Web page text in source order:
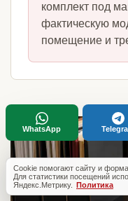
комплект под
фактическую
помещение и
Cookie помогают сайту и
Для статистики посещений
Яндекс.Метрику. Политика
WhatsApp